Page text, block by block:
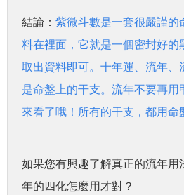
結論： 紫微斗數是一套很嚴謹的
料在裡面，它就是一個密封好的
取出資料即可。 十年運、流年、
是命盤上的干支。流年不要再
來看了哦！所有的干支，都用命
如果您有興趣了解真正的流年用
年的四化怎麼用才對？